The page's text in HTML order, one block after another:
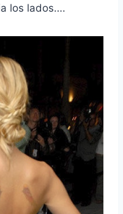
los lados….